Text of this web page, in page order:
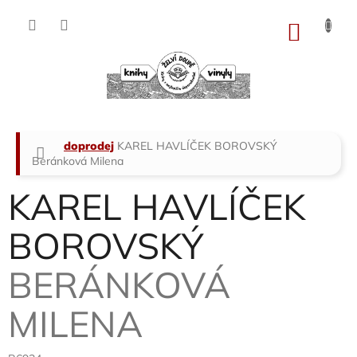
Domů
doprodej KAREL HAVLÍČEK BOROVSKÝ
Beránková Milena
KAREL HAVLÍČEK
BOROVSKÝ
BERÁNKOVÁ
MILENA